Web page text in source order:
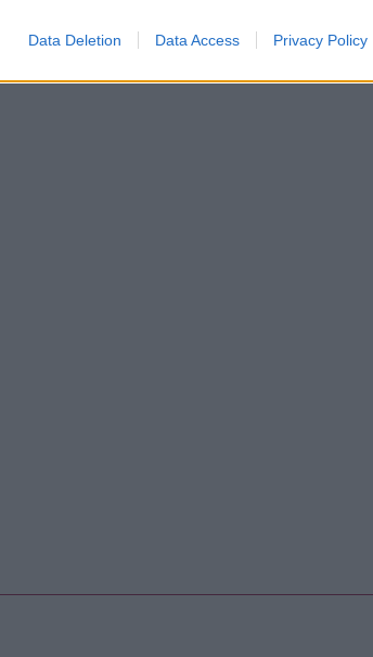
Data Deletion Data Access Privacy Policy